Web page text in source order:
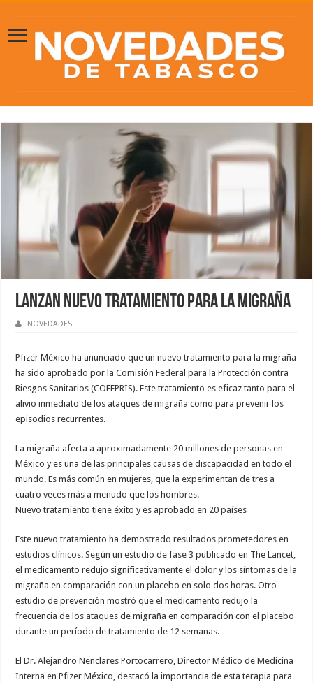
Lanzan nuevo tratamiento para la migraña
NOVEDADES
Pfizer México ha anunciado que un nuevo tratamiento para la migraña
ha sido aprobado por la Comisión Federal para la Protección contra
Riesgos Sanitarios (COFEPRIS). Este tratamiento es eficaz tanto para el
alivio inmediato de los ataques de migraña como para prevenir los
episodios recurrentes.
La migraña afecta a aproximadamente 20 millones de personas en
México y es una de las principales causas de discapacidad en todo el
mundo. Es más común en mujeres, que la experimentan de tres a
cuatro veces más a menudo que los hombres.
Nuevo tratamiento tiene éxito y es aprobado en 20 países
Este nuevo tratamiento ha demostrado resultados prometedores en
estudios clínicos. Según un estudio de fase 3 publicado en The Lancet,
el medicamento redujo significativamente el dolor y los síntomas de la
migraña en comparación con un placebo en solo dos horas. Otro
estudio de prevención mostró que el medicamento redujo la
frecuencia de los ataques de migraña en comparación con el placebo
durante un período de tratamiento de 12 semanas.
El Dr. Alejandro Nenclares Portocarrero, Director Médico de Medicina
Interna en Pfizer México, destacó la importancia de esta terapia para